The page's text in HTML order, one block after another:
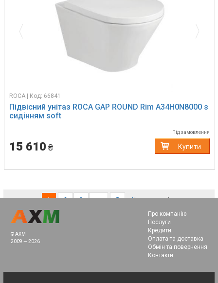
Previous
ROCA | Код: 66841
Підвісний унітаз ROCA GAP ROUND Rim A34H0N8000 з
сидінням soft
Під замовлення
15 610 ₴ Купити
1(current)
2 3 … 5 Наступна
© AXM
2009 — 2026
Про компанію
Послуги
Кредити
Оплата та доставка
Обмін та повернення
Контакти